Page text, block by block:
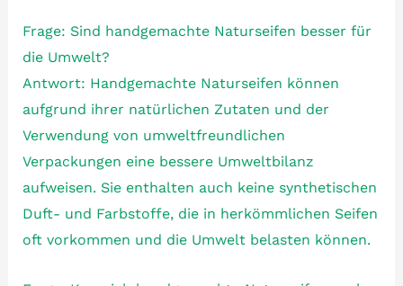
Frage: Sind handgemachte Naturseifen besser für
die Umwelt?
Antwort: Handgemachte Naturseifen können
aufgrund ihrer natürlichen Zutaten und der
Verwendung von umweltfreundlichen
Verpackungen eine bessere Umweltbilanz
aufweisen. Sie enthalten auch keine synthetischen
Duft- und Farbstoffe, die in herkömmlichen Seifen
oft vorkommen und die Umwelt belasten können.